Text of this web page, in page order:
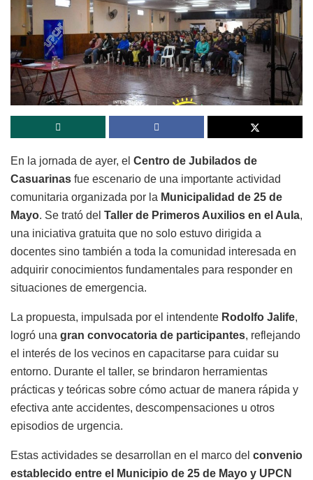
En la jornada de ayer, el Centro de Jubilados de
Casuarinas fue escenario de una importante actividad
comunitaria organizada por la Municipalidad de 25 de
Mayo. Se trató del Taller de Primeros Auxilios en el Aula,
una iniciativa gratuita que no solo estuvo dirigida a
docentes sino también a toda la comunidad interesada en
adquirir conocimientos fundamentales para responder en
situaciones de emergencia.
La propuesta, impulsada por el intendente Rodolfo Jalife,
logró una gran convocatoria de participantes, reflejando
el interés de los vecinos en capacitarse para cuidar su
entorno. Durante el taller, se brindaron herramientas
prácticas y teóricas sobre cómo actuar de manera rápida y
efectiva ante accidentes, descompensaciones u otros
episodios de urgencia.
Estas actividades se desarrollan en el marco del convenio
establecido entre el Municipio de 25 de Mayo y UPCN